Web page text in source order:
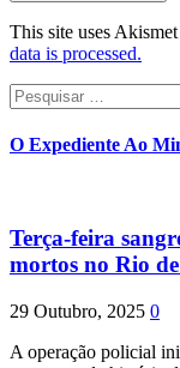
This site uses
data is processed.
Pesquisar
por:
O Expediente Ao
Terça-feira
mortos no Rio
29 Outubro, 2025 0
A operação policial